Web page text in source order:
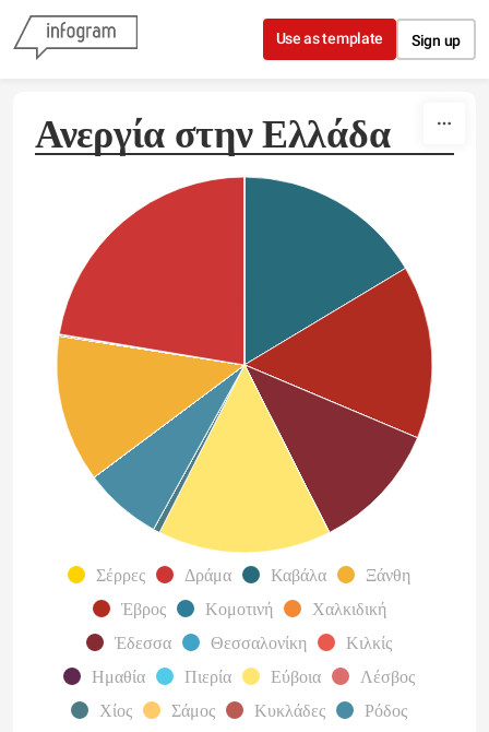
Skip to content
Use as template Sign up
Ανεργία στην Ελλάδα
Σέρρες Δράμα Καβάλα
Ξάνθη
Έβρος
Κομοτινή
Χαλκιδική
Έδεσσα
Θεσσαλονίκη
Κιλκίς
Ημαθία
Πιερία Εύβοια
Λέσβος
Χίος
Σάμος Κυκλάδες
Ρόδος